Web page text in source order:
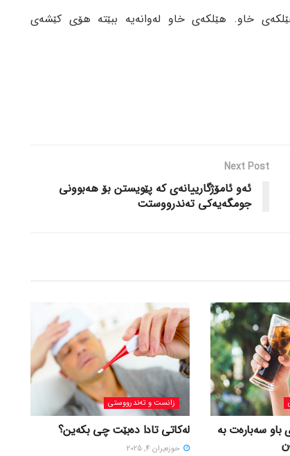
خاو. هێلکەی خاو لەوانەیە ببێتە هۆی کێشەی
Next Post
ئەو ئامۆژگارییانەی کە پێویستن بۆ هەبوونی
جومگەیەکی تەندرووستت
باو سەبارەت بە
زانست و تەندرووستی
لەکاتی تادا دەبێت چی بکەین؟
حوزه‌یران 4, 2025